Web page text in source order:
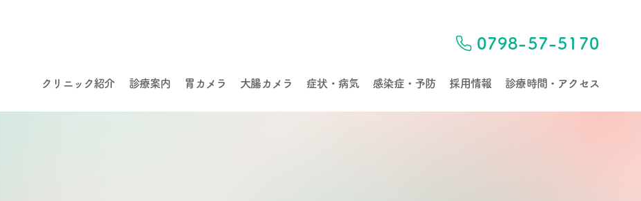
0798-57-5170
クリニック紹介 診療案内 胃カメラ 大腸カメラ 症状・病気 感染症・予防 採用情報 診療時間・アクセス